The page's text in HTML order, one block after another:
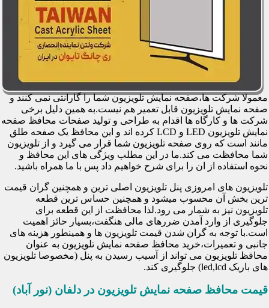
معمولا شرکت ها،صفحه نمایش تلویزیون شما را گارانتی نمی کنند و
صفحه نمایش تلویزیون قابل تعمیر هم نیست.به همین دلیل برخی
شرکت ها و کارگاه ها اقدام به طراحی و تولید صفحات محافظ صفحه
نمایش تلویزیون LED و LCD کرده اند و این محافظ یک صفحه طلق
مانند است که روی صفحه تلویزیون شما قرار می گیرد و از تلویزیون
شما محافظت می کند.ما در این مطلب ویژگی های این محافظ و
نحوه استفاده از ان را برای شرح خواهیم داد پس با ما همراه باشید.
تلویزیون های امروزی پنل تلویزیون اصلی ترین و همچنین گران قیمت
ترین بخش آن محسوب میشود و همچنین حساس ترین قطعه
تلویزیون نیز به شمار می رود.لذا محافظت از این قطعه برای
جلوگیری از وارد آمدن ضررهای مالی هنگفت،بسیار حائز اهمیت
است.با توجه به گران شدن قیمت تلویزیون ها و همینطور هزینه های
جانبی و تعمیرات،خرید محافظ صفحه نمایش تلویزیون به عنوان
محافظ تلویزیون می تواند از آسیب رسیدن به پنل (مخصوصا تلویزیون
های باریک led,lcd) جلوگیری کند.
قیمت محافظ صفحه نمایش تلویزیون در دلفان (نور آباد)